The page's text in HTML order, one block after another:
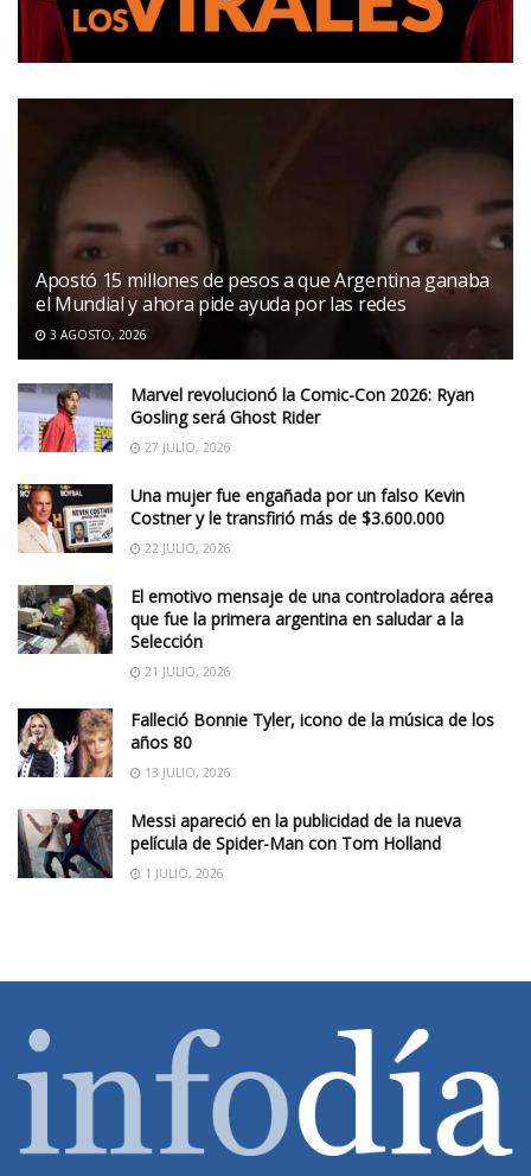
Apostó 15 millones de pesos a que Argentina ganaba
el Mundial y ahora pide ayuda por las redes
3 AGOSTO, 2026
Marvel revolucionó la Comic-Con 2026: Ryan
Gosling será Ghost Rider
27 JULIO, 2026
Una mujer fue engañada por un falso Kevin
Costner y le transfirió más de $3.600.000
22 JULIO, 2026
El emotivo mensaje de una controladora aérea
que fue la primera argentina en saludar a la
Selección
21 JULIO, 2026
Falleció Bonnie Tyler, icono de la música de los
años 80
13 JULIO, 2026
Messi apareció en la publicidad de la nueva
película de Spider-Man con Tom Holland
1 JULIO, 2026